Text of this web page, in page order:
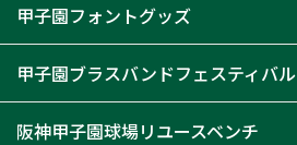
甲子園フォントグッズ
甲子園ブラスバンドフェスティバル
阪神甲子園球場リユースベンチ